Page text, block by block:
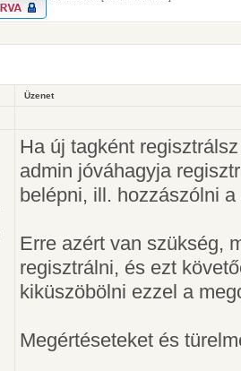
Üzenet
Ha új tagként
admin jóváhagyja
belépni, ill. hozzászólni
Erre azért van szükség,
regisztrálni, és ezt
kiküszöbölni ezzel a
Megértéseteket és